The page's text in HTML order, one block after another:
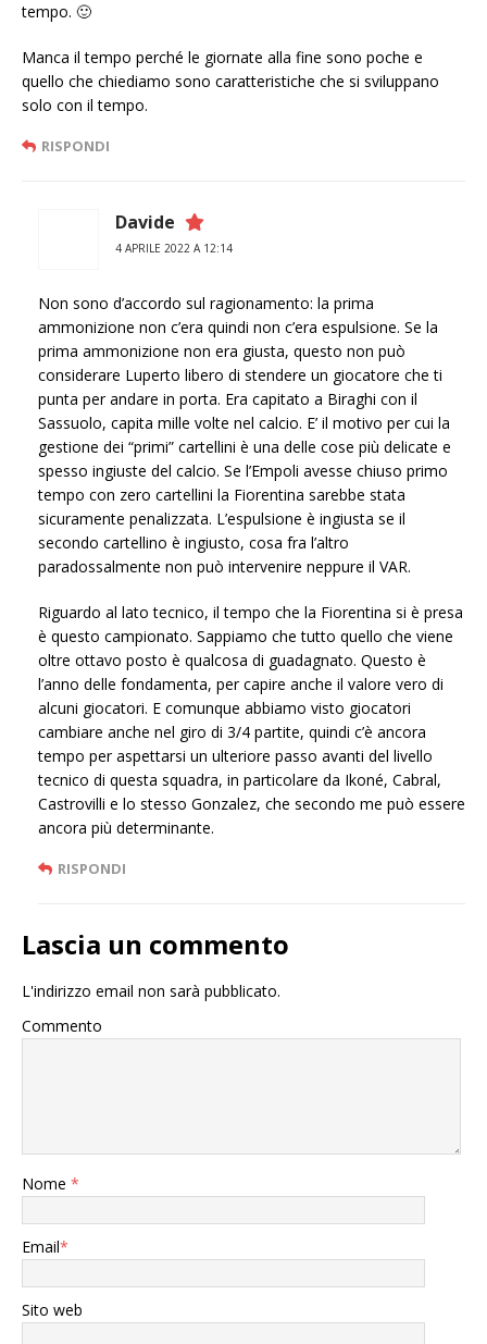
tempo. 🙂
Manca il tempo perché le giornate alla fine sono poche e
quello che chiediamo sono caratteristiche che si sviluppano
solo con il tempo.
RISPONDI
Davide
4 APRILE 2022 A 12:14
Non sono d’accordo sul ragionamento: la prima
ammonizione non c’era quindi non c’era espulsione. Se la
prima ammonizione non era giusta, questo non può
considerare Luperto libero di stendere un giocatore che ti
punta per andare in porta. Era capitato a Biraghi con il
Sassuolo, capita mille volte nel calcio. E’ il motivo per cui la
gestione dei “primi” cartellini è una delle cose più delicate e
spesso ingiuste del calcio. Se l’Empoli avesse chiuso primo
tempo con zero cartellini la Fiorentina sarebbe stata
sicuramente penalizzata. L’espulsione è ingiusta se il
secondo cartellino è ingiusto, cosa fra l’altro
paradossalmente non può intervenire neppure il VAR.
Riguardo al lato tecnico, il tempo che la Fiorentina si è presa
è questo campionato. Sappiamo che tutto quello che viene
oltre ottavo posto è qualcosa di guadagnato. Questo è
l’anno delle fondamenta, per capire anche il valore vero di
alcuni giocatori. E comunque abbiamo visto giocatori
cambiare anche nel giro di 3/4 partite, quindi c’è ancora
tempo per aspettarsi un ulteriore passo avanti del livello
tecnico di questa squadra, in particolare da Ikoné, Cabral,
Castrovilli e lo stesso Gonzalez, che secondo me può essere
ancora più determinante.
RISPONDI
Lascia un commento
L'indirizzo email non sarà pubblicato.
Commento
Nome *
Email*
Sito web